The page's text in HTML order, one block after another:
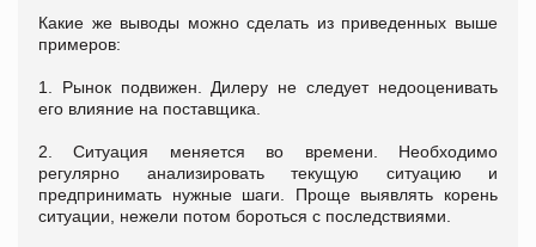
Какие же выводы можно сделать из приведенных выше
примеров:
1. Рынок подвижен. Дилеру не следует недооценивать
его влияние на поставщика.
2. Ситуация меняется во времени. Необходимо
регулярно анализировать текущую ситуацию и
предпринимать нужные шаги. Проще выявлять корень
ситуации, нежели потом бороться с последствиями.